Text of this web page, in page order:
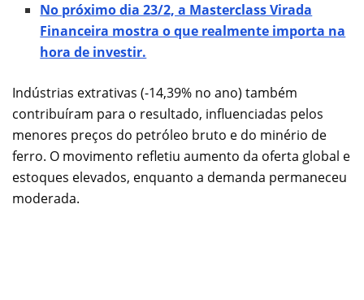
No próximo dia 23/2, a Masterclass Virada
Financeira mostra o que realmente importa na
hora de investir.
Indústrias extrativas (-14,39% no ano) também
contribuíram para o resultado, influenciadas pelos
menores preços do petróleo bruto e do minério de
ferro. O movimento refletiu aumento da oferta global e
estoques elevados, enquanto a demanda permaneceu
moderada.